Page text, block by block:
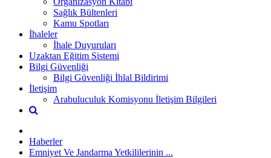
Sağlık Bültenleri
Kamu Spotları
İhaleler
İhale Duyuruları
Uzaktan Eğitim Sistemi
Bilgi Güvenliği
Bilgi Güvenliği İhlal Bildirimi
İletişim
Arabuluculuk Komisyonu İletişim Bilgileri
Haberler
Emniyet Ve Jandarma Yetkililerinin ...